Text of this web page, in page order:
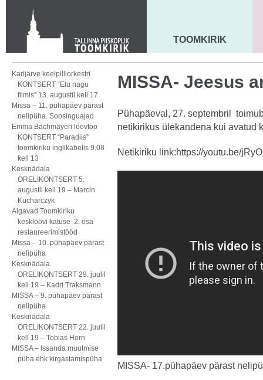
KONTAKT
Toom-Kooli 6, 10130 TALLINN
tallinna.toom@eelk.ee
MAARJA KIRIK
TOOMKIRIK
Karijärve keelpilliorkestri
KONTSERT “Elu nagu
filmis” 13. augustil kell 17
Missa – 11. pühapäev pärast
nelipüha. Soosinguajad
Emma Bachmayeri loovtöö
KONTSERT “Paradiis”
toomkiriku inglikabelis 9.08
kell 13
Kesknädala
ORELIKONTSERT 5.
augustil kell 19 – Marcin
Kucharczyk
Algavad Toomkiriku
kesklöövi katuse 2. osa
restaureerimistööd
Missa – 10. pühapäev pärast
nelipüha
Kesknädala
ORELIKONTSERT 29. juulil
kell 19 – Kadri Traksmann
MISSA – 9. pühapäev pärast
nelipüha
Kesknädala
ORELIKONTSERT 22. juulil
kell 19 – Tobias Horn
MISSA – Issanda muutmise
püha ehk kirgastamispüha
MISSA- Jeesus
Pühapäeval, 27. septembril
netikirikus ülekandena kui avatud
Netikiriku link:https://youtu.be/
MISSA- 17.pühapäev pärast